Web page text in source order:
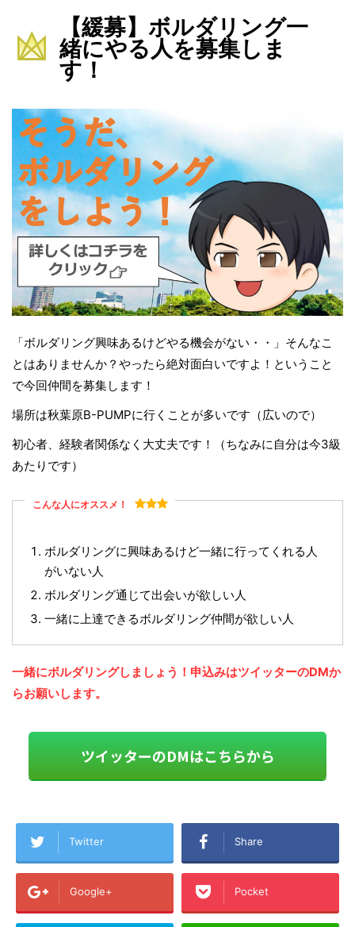
【緩募】ボルダリング一
緒にやる人を募集しま
す！
「ボルダリング興味あるけどやる機会がない・・」そんなこ
とはありませんか？やったら絶対面白いですよ！ということ
で今回仲間を募集します！
場所は秋葉原B-PUMPに行くことが多いです（広いので）
初心者、経験者関係なく大丈夫です！（ちなみに自分は今3級
あたりです）
こんな人にオススメ！
ボルダリングに興味あるけど一緒に行ってくれる人
がいない人
ボルダリング通じて出会いが欲しい人
一緒に上達できるボルダリング仲間が欲しい人
一緒にボルダリングしましょう！申込みはツイッターのDMか
らお願いします。
ツイッターのDMはこちらから
Twitter Share
Google+ Pocket